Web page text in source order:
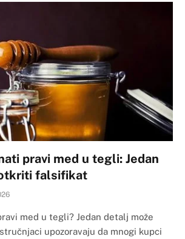
pravi med u tegli: Jedan
falsifikat
med u tegli? Jedan detalj može
upozoravaju da mnogi kupci